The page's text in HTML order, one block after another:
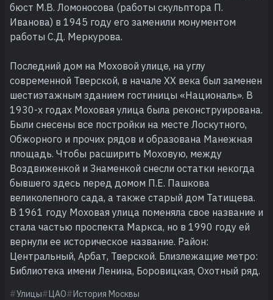
бюст М.В. Ломоносова (работы скульптора П.
Иванова) в 1945 году его заменили монументом
работы С.Д. Меркурова.
Последний дом на Моховой улице, на углу
современной Тверской, в начале XX века был заменен
шестиэтажным зданием гостиницы «Националь». В
1930-х годах Моховая улица была реконструирована.
Были снесены все постройки на месте Лоскутного,
Обжорного и прочих рядов и образована Манежная
площадь. Чтобы расширить Моховую, между
Воздвиженкой и Знаменкой снесли остатки некогда
бывшего здесь перед домом П.Е. Пашкова
великолепного сада, а также старый дом Татищева.
В 1961 году Моховая улица поменяла свое название и
стала частью проспекта Маркса, но в 1990 году ей
вернули ее историческое название. Район:
Центральный, Арбат, Тверской. Близлежащие метро:
Библиотека имени Ленина, Боровицкая, Охотный ряд.
Улицы ЦАО История Москвы